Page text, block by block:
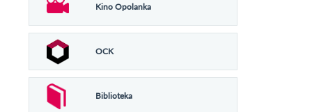
Kino Opolanka
OCK
Biblioteka